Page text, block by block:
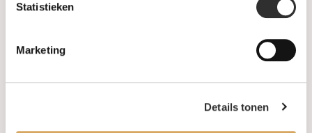
Statistieken
Marketing
Details tonen